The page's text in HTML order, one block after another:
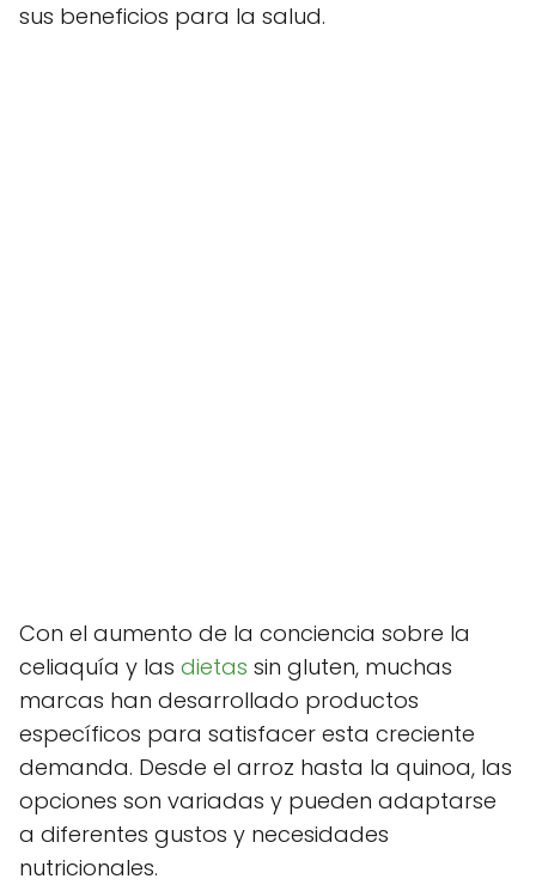
sus beneficios para la salud.
Con el aumento de la conciencia sobre la
celiaquía y las dietas sin gluten, muchas
marcas han desarrollado productos
específicos para satisfacer esta creciente
demanda. Desde el arroz hasta la quinoa, las
opciones son variadas y pueden adaptarse
a diferentes gustos y necesidades
nutricionales.